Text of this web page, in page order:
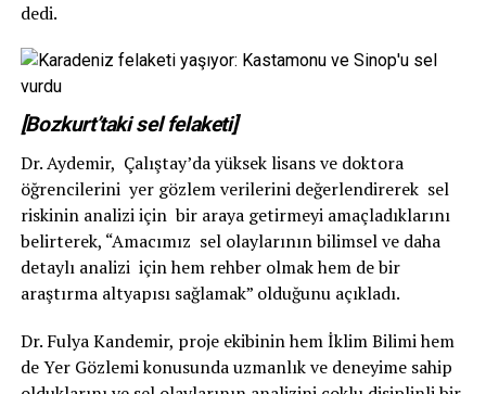
dedi.
[Bozkurt’taki sel felaketi]
Dr. Aydemir, Çalıştay’da yüksek lisans ve doktora
öğrencilerini yer gözlem verilerini değerlendirerek sel
riskinin analizi için bir araya getirmeyi amaçladıklarını
belirterek, “Amacımız sel olaylarının bilimsel ve daha
detaylı analizi için hem rehber olmak hem de bir
araştırma altyapısı sağlamak” olduğunu açıkladı.
Dr. Fulya Kandemir, proje ekibinin hem İklim Bilimi hem
de Yer Gözlemi konusunda uzmanlık ve deneyime sahip